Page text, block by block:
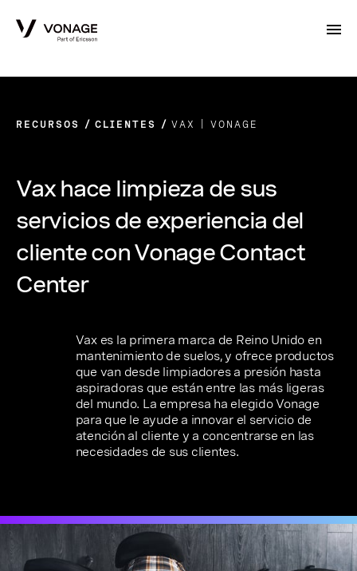
RECURSOS CLIENTES VAX | VONAGE
Vax hace limpieza de sus
servicios de experiencia del
cliente con Vonage Contact
Center
Vax es la primera marca de Reino Unido en
mantenimiento de suelos, y ofrece productos
que van desde limpiadores a presión hasta
aspiradoras que están entre las más ligeras
del mundo. La empresa ha elegido Vonage
para que le ayude a innovar el servicio de
atención al cliente y a concentrarse en las
necesidades de sus clientes.